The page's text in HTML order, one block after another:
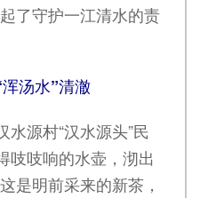
了守护一江清水的责
汤水”清澈
源村“汉水源头”民
吱吱响的水壶，沏出
是明前采来的新茶，